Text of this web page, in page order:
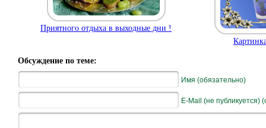
Приятного отдыха в выходные дни !
Обсуждение по теме:
Имя (обязательно)
E-Mail (не публикуется)